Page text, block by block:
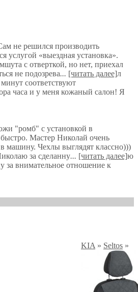
не решился производить
услугой «выездная установка».
с отверткой, но нет, приехал
не подозрева... [читать далее]л
соответствуют
часа и у меня кожаный салон! Я
"ромб" с установкой в
Мастер Николай очень
машину. Чехлы выглядят классно)))
за сделанну... [читать далее]ю
за внимательное отношение к
KIA » Seltos »